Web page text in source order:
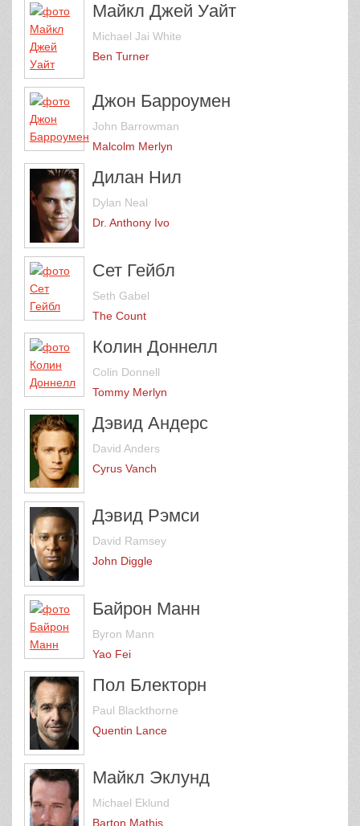
Майкл Джей Уайт
Michael Jai White
Ben Turner
Джон Барроумен
John Barrowman
Malcolm Merlyn
Дилан Нил
Dylan Neal
Dr. Anthony Ivo
Сет Гейбл
Seth Gabel
The Count
Колин Доннелл
Colin Donnell
Tommy Merlyn
Дэвид Андерс
David Anders
Cyrus Vanch
Дэвид Рэмси
David Ramsey
John Diggle
Байрон Манн
Byron Mann
Yao Fei
Пол Блекторн
Paul Blackthorne
Quentin Lance
Майкл Эклунд
Michael Eklund
Barton Mathis